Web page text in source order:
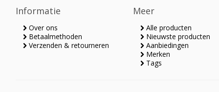
Informatie
Over ons
Betaalmethoden
Verzenden & retourneren
Meer
Alle producten
Nieuwste producten
Aanbiedingen
Merken
Tags